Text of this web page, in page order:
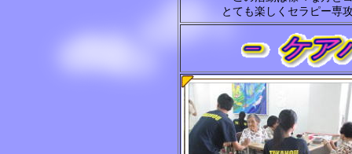
とても楽しくセラピー専